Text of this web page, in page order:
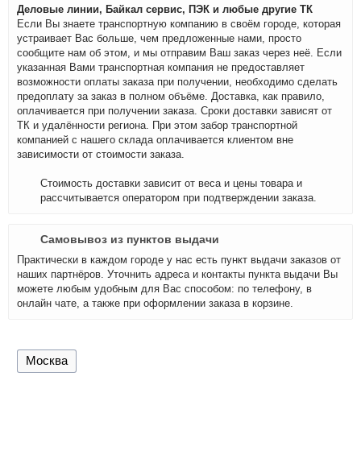
Деловые линии, Байкал сервис, ПЭК и любые другие ТК
Если Вы знаете транспортную компанию в своём городе, которая
устраивает Вас больше, чем предложенные нами, просто
сообщите нам об этом, и мы отправим Ваш заказ через неё. Если
указанная Вами транспортная компания не предоставляет
возможности оплаты заказа при получении, необходимо сделать
предоплату за заказ в полном объёме. Доставка, как правило,
оплачивается при получении заказа. Сроки доставки зависят от
ТК и удалённости региона. При этом забор транспортной
компанией с нашего склада оплачивается клиентом вне
зависимости от стоимости заказа.
Стоимость доставки зависит от веса и цены товара и
рассчитывается оператором при подтверждении заказа.
Самовывоз из пунктов выдачи
Практически в каждом городе у нас есть пункт выдачи заказов от
наших партнёров. Уточнить адреса и контакты пункта выдачи Вы
можете любым удобным для Вас способом: по телефону, в
онлайн чате, а также при оформлении заказа в корзине.
Москва